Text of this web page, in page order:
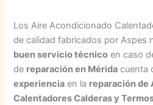
Los Aire Acondicionado
de calidad fabricados por Aspes
buen servicio técnico en caso
de reparación en Mérida cuenta
experiencia en la reparación de
Calentadores Calderas y